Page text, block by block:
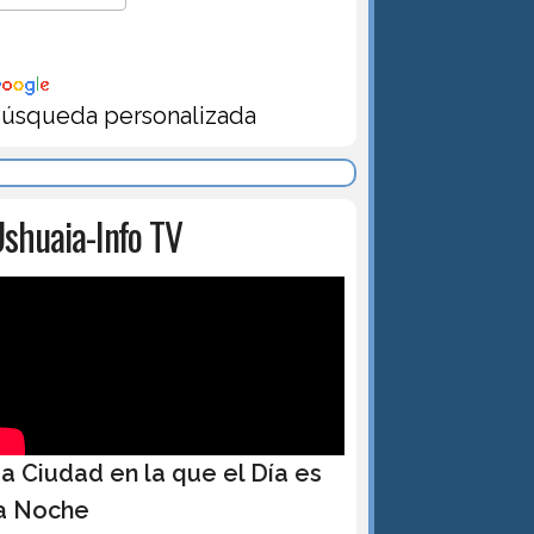
personalizada
Info TV
Ciudad en la que el Día es
Noche